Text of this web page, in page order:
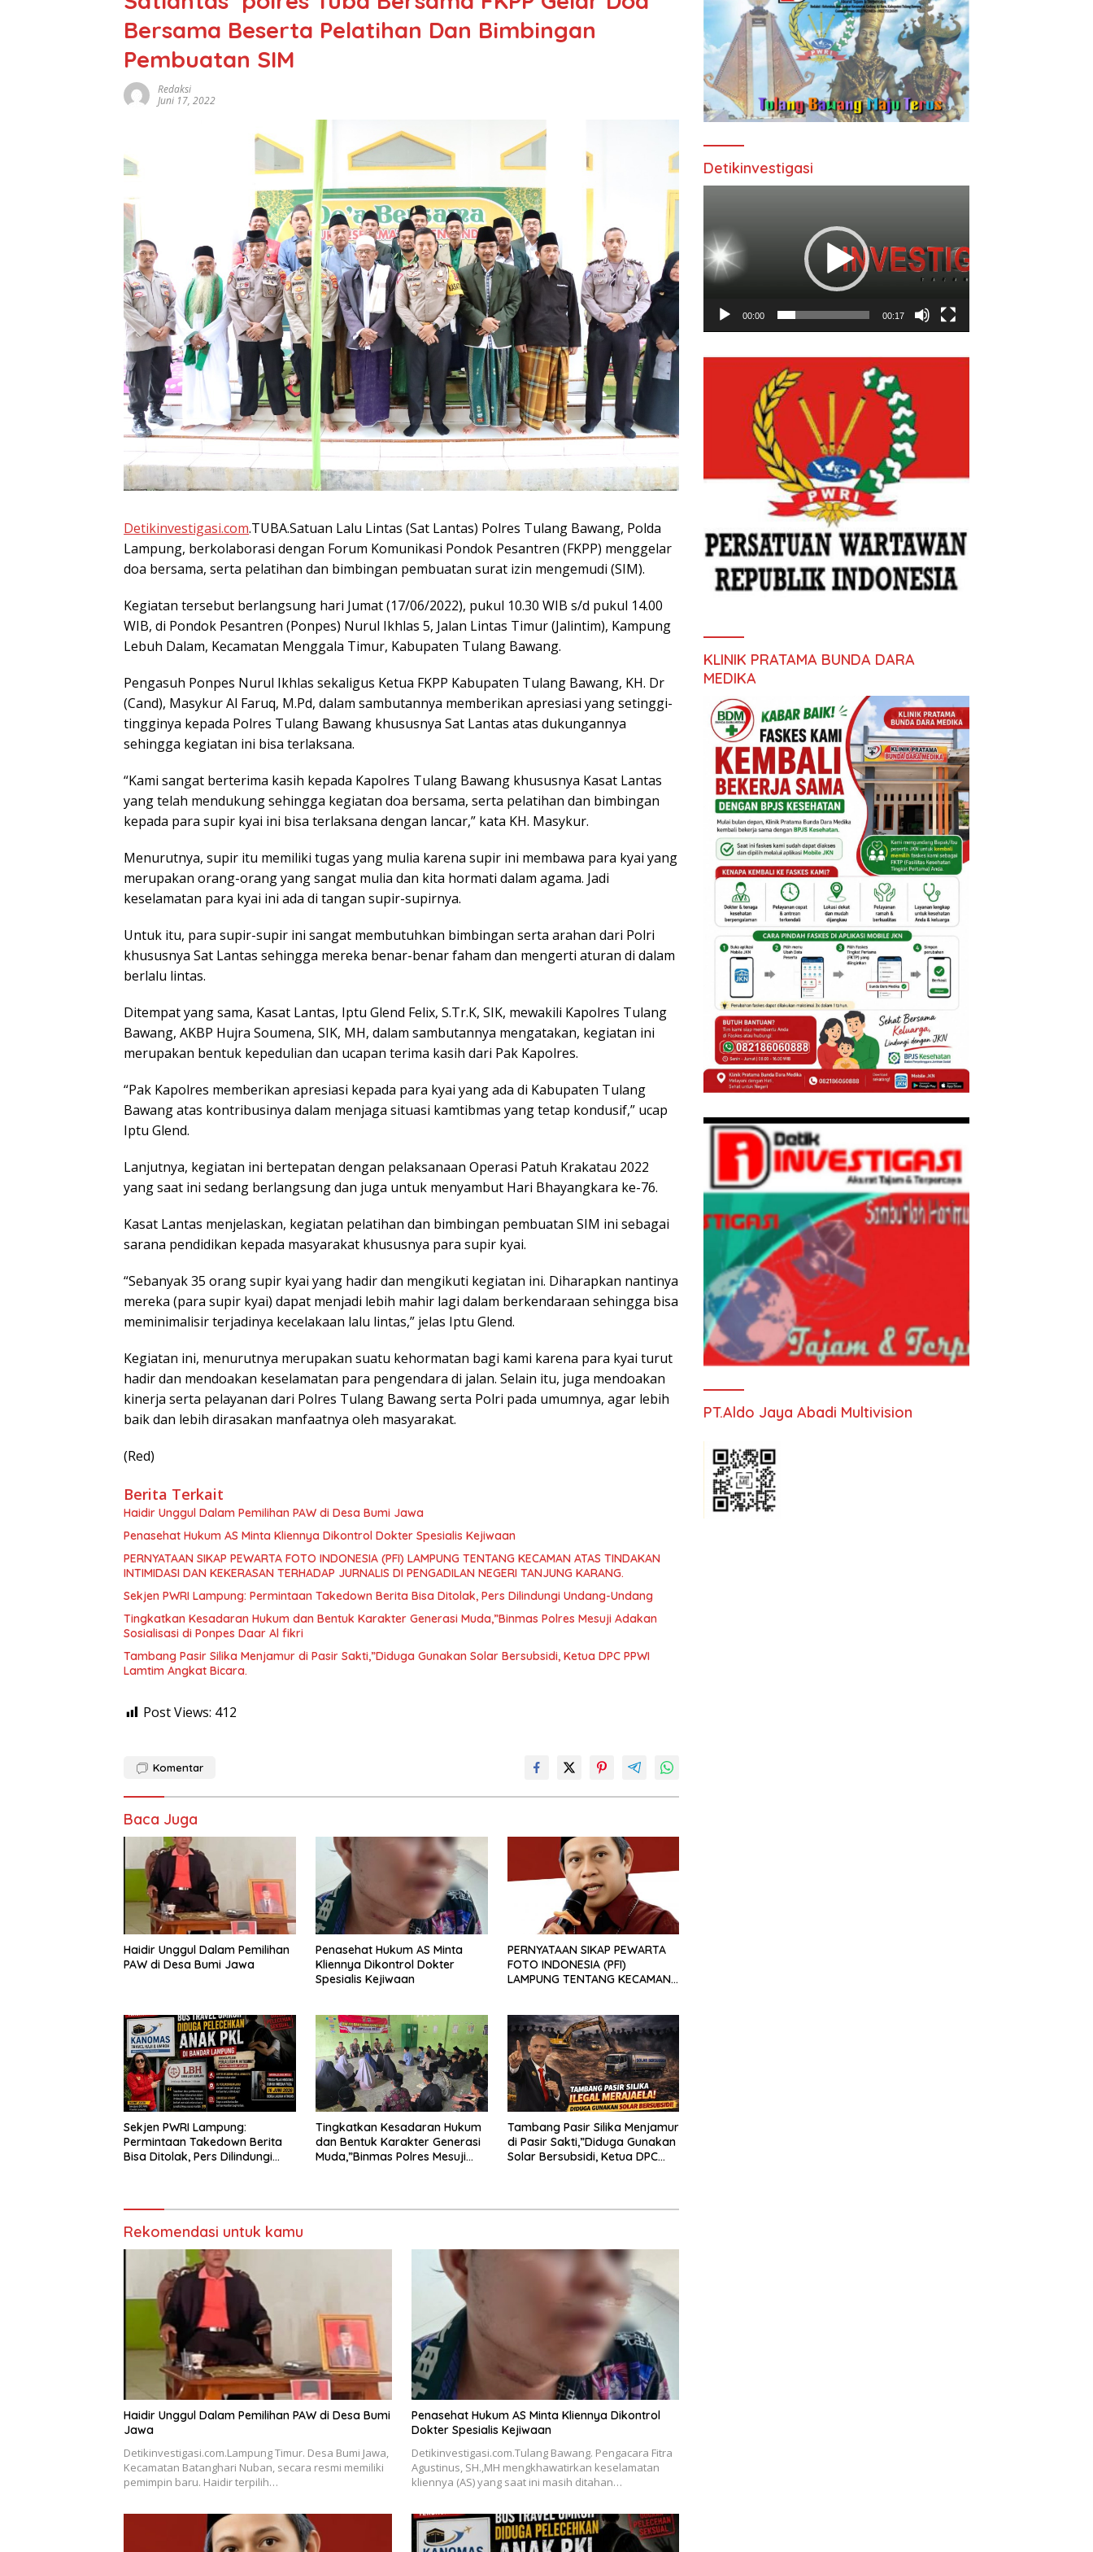
Bersama Beserta Pelatihan Dan Bimbingan
Pembuatan SIM
Redaksi
Juni 17, 2022
Detikinvestigasi.com.TUBA.Satuan Lalu Lintas (Sat Lantas) Polres Tulang Bawang, Polda
Lampung, berkolaborasi dengan Forum Komunikasi Pondok Pesantren (FKPP) menggelar
doa bersama, serta pelatihan dan bimbingan pembuatan surat izin mengemudi (SIM).
Kegiatan tersebut berlangsung hari Jumat (17/06/2022), pukul 10.30 WIB s/d pukul 14.00
WIB, di Pondok Pesantren (Ponpes) Nurul Ikhlas 5, Jalan Lintas Timur (Jalintim), Kampung
Lebuh Dalam, Kecamatan Menggala Timur, Kabupaten Tulang Bawang.
Pengasuh Ponpes Nurul Ikhlas sekaligus Ketua FKPP Kabupaten Tulang Bawang, KH. Dr
(Cand), Masykur Al Faruq, M.Pd, dalam sambutannya memberikan apresiasi yang setinggi-
tingginya kepada Polres Tulang Bawang khususnya Sat Lantas atas dukungannya
sehingga kegiatan ini bisa terlaksana.
“Kami sangat berterima kasih kepada Kapolres Tulang Bawang khususnya Kasat Lantas
yang telah mendukung sehingga kegiatan doa bersama, serta pelatihan dan bimbingan
kepada para supir kyai ini bisa terlaksana dengan lancar,” kata KH. Masykur.
Menurutnya, supir itu memiliki tugas yang mulia karena supir ini membawa para kyai yang
merupakan orang-orang yang sangat mulia dan kita hormati dalam agama. Jadi
keselamatan para kyai ini ada di tangan supir-supirnya.
Untuk itu, para supir-supir ini sangat membutuhkan bimbingan serta arahan dari Polri
khususnya Sat Lantas sehingga mereka benar-benar faham dan mengerti aturan di dalam
berlalu lintas.
Ditempat yang sama, Kasat Lantas, Iptu Glend Felix, S.Tr.K, SIK, mewakili Kapolres Tulang
Bawang, AKBP Hujra Soumena, SIK, MH, dalam sambutannya mengatakan, kegiatan ini
merupakan bentuk kepedulian dan ucapan terima kasih dari Pak Kapolres.
“Pak Kapolres memberikan apresiasi kepada para kyai yang ada di Kabupaten Tulang
Bawang atas kontribusinya dalam menjaga situasi kamtibmas yang tetap kondusif,” ucap
Iptu Glend.
Lanjutnya, kegiatan ini bertepatan dengan pelaksanaan Operasi Patuh Krakatau 2022
yang saat ini sedang berlangsung dan juga untuk menyambut Hari Bhayangkara ke-76.
Kasat Lantas menjelaskan, kegiatan pelatihan dan bimbingan pembuatan SIM ini sebagai
sarana pendidikan kepada masyarakat khususnya para supir kyai.
“Sebanyak 35 orang supir kyai yang hadir dan mengikuti kegiatan ini. Diharapkan nantinya
mereka (para supir kyai) dapat menjadi lebih mahir lagi dalam berkendaraan sehingga bisa
meminimalisir terjadinya kecelakaan lalu lintas,” jelas Iptu Glend.
Kegiatan ini, menurutnya merupakan suatu kehormatan bagi kami karena para kyai turut
hadir dan mendoakan keselamatan para pengendara di jalan. Selain itu, juga mendoakan
kinerja serta pelayanan dari Polres Tulang Bawang serta Polri pada umumnya, agar lebih
baik dan lebih dirasakan manfaatnya oleh masyarakat.
(Red)
Berita Terkait
Haidir Unggul Dalam Pemilihan PAW di Desa Bumi Jawa
Penasehat Hukum AS Minta Kliennya Dikontrol Dokter Spesialis Kejiwaan
PERNYATAAN SIKAP PEWARTA FOTO INDONESIA (PFI) LAMPUNG TENTANG KECAMAN ATAS TINDAKAN
INTIMIDASI DAN KEKERASAN TERHADAP JURNALIS DI PENGADILAN NEGERI TANJUNG KARANG.
Sekjen PWRI Lampung: Permintaan Takedown Berita Bisa Ditolak, Pers Dilindungi Undang-Undang
Tingkatkan Kesadaran Hukum dan Bentuk Karakter Generasi Muda,”Binmas Polres Mesuji Adakan
Sosialisasi di Ponpes Daar Al fikri
Tambang Pasir Silika Menjamur di Pasir Sakti,”Diduga Gunakan Solar Bersubsidi, Ketua DPC PPWI
Lamtim Angkat Bicara.
Post Views: 412
Komentar
Baca Juga
Haidir Unggul Dalam Pemilihan
PAW di Desa Bumi Jawa
Penasehat Hukum AS Minta
Kliennya Dikontrol Dokter
Spesialis Kejiwaan
PERNYATAAN SIKAP PEWARTA
FOTO INDONESIA (PFI)
LAMPUNG TENTANG KECAMAN
JURNALIS DI PENGADILAN
NEGERI TANJUNG KARANG.
Sekjen PWRI Lampung:
Permintaan Takedown Berita
Bisa Ditolak, Pers Dilindungi
Tingkatkan Kesadaran Hukum
dan Bentuk Karakter Generasi
Muda,”Binmas Polres Mesuji
Tambang Pasir Silika Menjamur
di Pasir Sakti,”Diduga Gunakan
Solar Bersubsidi, Ketua DPC
Rekomendasi untuk kamu
Haidir Unggul Dalam Pemilihan PAW di Desa Bumi
Jawa
Detikinvestigasi.com.Lampung Timur. Desa Bumi Jawa,
Kecamatan Batanghari Nuban, secara resmi memiliki
pemimpin baru. Haidir terpilih…
Penasehat Hukum AS Minta Kliennya Dikontrol
Dokter Spesialis Kejiwaan
Detikinvestigasi.com.Tulang Bawang. Pengacara Fitra
Agustinus, SH.,MH mengkhawatirkan keselamatan
kliennya (AS) yang saat ini masih ditahan…
Detikinvestigasi
00:00 00:17
KLINIK PRATAMA BUNDA DARA
MEDIKA
PT.Aldo Jaya Abadi Multivision